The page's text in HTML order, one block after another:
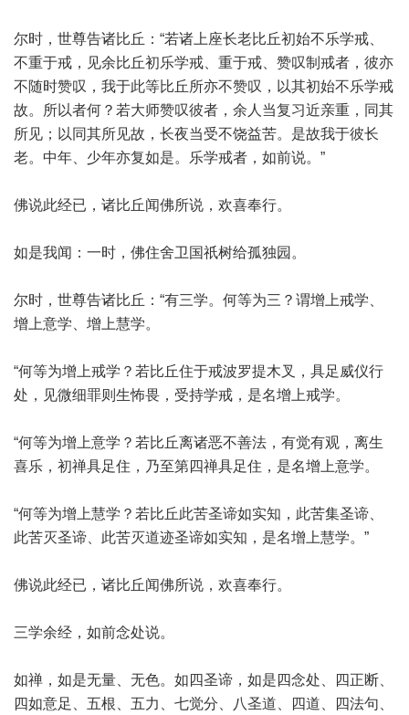
尔时，世尊告诸比丘：“若诸上座长老比丘初始不乐学戒、
不重于戒，见余比丘初乐学戒、重于戒、赞叹制戒者，彼亦
不随时赞叹，我于此等比丘所亦不赞叹，以其初始不乐学戒
故。所以者何？若大师赞叹彼者，余人当复习近亲重，同其
所见；以同其所见故，长夜当受不饶益苦。是故我于彼长
老。中年、少年亦复如是。乐学戒者，如前说。”
佛说此经已，诸比丘闻佛所说，欢喜奉行。
如是我闻：一时，佛住舍卫国祇树给孤独园。
尔时，世尊告诸比丘：“有三学。何等为三？谓增上戒学、
增上意学、增上慧学。
“何等为增上戒学？若比丘住于戒波罗提木叉，具足威仪行
处，见微细罪则生怖畏，受持学戒，是名增上戒学。
“何等为增上意学？若比丘离诸恶不善法，有觉有观，离生
喜乐，初禅具足住，乃至第四禅具足住，是名增上意学。
“何等为增上慧学？若比丘此苦圣谛如实知，此苦集圣谛、
此苦灭圣谛、此苦灭道迹圣谛如实知，是名增上慧学。”
佛说此经已，诸比丘闻佛所说，欢喜奉行。
三学余经，如前念处说。
如禅，如是无量、无色。如四圣谛，如是四念处、四正断、
四如意足、五根、五力、七觉分、八圣道、四道、四法句、